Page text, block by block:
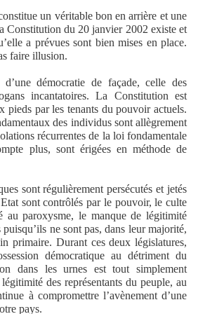
un véritable bon en arrière et une
Constitution du 20 janvier 2002 existe et
a prévues sont bien mises en place.
faire illusion.
démocratie de façade, celle des
incantatoires. La Constitution est
pieds par les tenants du pouvoir actuels.
des individus sont allègrement
récurrentes de la loi fondamentale
plus, sont érigées en méthode de
sont régulièrement persécutés et jetés
sont contrôlés par le pouvoir, le culte
au paroxysme, le manque de légitimité
puisqu’ils ne sont pas, dans leur majorité,
primaire. Durant ces deux législatures,
démocratique au détriment du
dans les urnes est tout simplement
des représentants du peuple, au
à compromettre l’avènement d’une
pays.